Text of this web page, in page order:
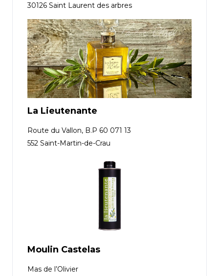
30126 Saint Laurent des arbres
La Lieutenante
Route du Vallon, B.P 60 071 13
552 Saint-Martin-de-Crau
Moulin Castelas
Mas de l’Olivier